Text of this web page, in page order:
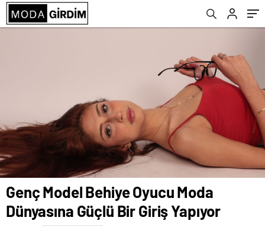
Genç Model Behiye Oyucu Moda
Dünyasına Güçlü Bir Giriş Yapıyor
Oldu